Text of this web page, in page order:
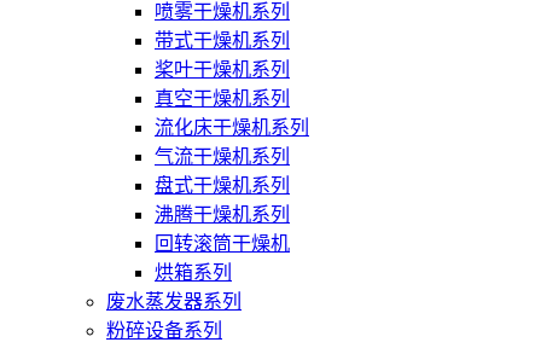
喷雾干燥机系列
带式干燥机系列
桨叶干燥机系列
真空干燥机系列
流化床干燥机系列
气流干燥机系列
盘式干燥机系列
沸腾干燥机系列
回转滚筒干燥机
烘箱系列
废水蒸发器系列
粉碎设备系列